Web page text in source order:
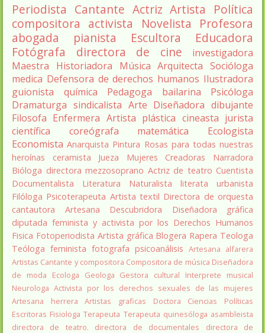
Periodista Cantante Actriz Artista
Política
compositora activista Novelista
Profesora
abogada
pianista Escultora
Educadora
Fotógrafa
directora de cine
investigadora
Maestra
Historiadora Música Arquitecta Socióloga
medica Defensora de derechos humanos Ilustradora
guionista
química Pedagoga bailarina
Psicóloga
Dramaturga sindicalista Arte Diseñadora dibujante
Filosofa Enfermera Artista plástica cineasta jurista
científica
coreógrafa matemática
Ecologista
Economista Anarquista Pintura Rosas para todas nuestras
heroínas
ceramista Jueza Mujeres Creadoras
Narradora
Bióloga directora mezzosoprano Actriz de teatro Cuentista
Documentalista
Literatura Naturalista literata
urbanista
Filóloga Psicoterapeuta Artista textil Directora de orquesta
cantautora
Artesana Descubridora
Diseñadora gráfica
diputada feminista y activista por los Derechos Humanos
Fisica Fotoperiodista Artista gráfica Blogera Rapera Teologa
Teóloga feminista fotografa psicoanálisis Artesana alfarera
Artistas Cantante y compositora Compositora de música Diseñadora
de moda
Ecologa Geologa Gestora cultural
Interprete musical
Neurologa Activista por los derechos sexuales de las mujeres
Artesana herrera
Artistas graficas
Doctora Ciencias Políticas
Escritoras Fisiologa Terapeuta Terapeuta quinesóloga asambleista
directora de teatro.
directora de documentales
directora de